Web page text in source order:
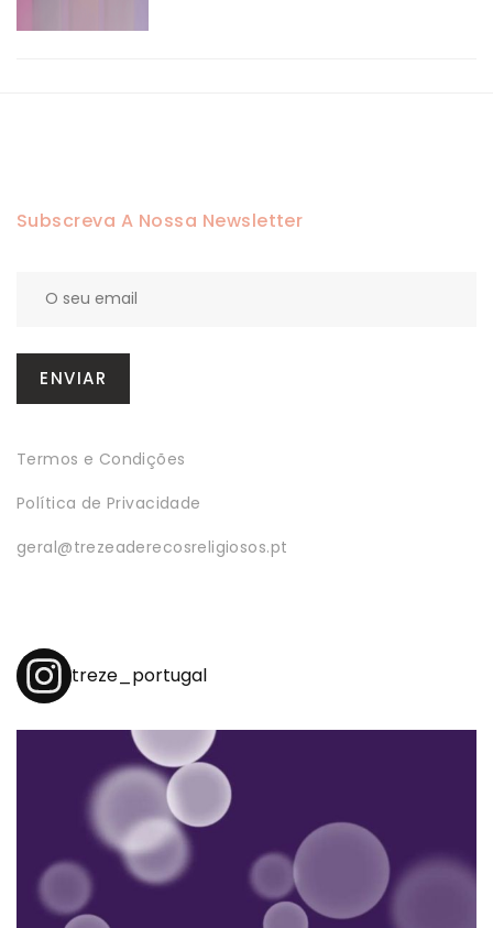
Subscreva A Nossa Newsletter
Termos e Condições
Política de Privacidade
geral@trezeaderecosreligiosos.pt
treze_portugal